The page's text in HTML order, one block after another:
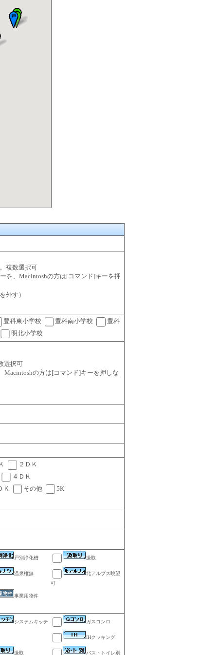
複数選択可
を、Macintoshの方は[コマンド]キーを押
外す）
豊科東小学校 豊科南小学校
豊科
明北小学校
選択可
Macintoshの方は[コマンド]キーを押しな
２ＤＫ
４ＤＫ
Ｋ
その他 5K
戸別浄化槽 汲取
温泉権無
北アルプス眺望
可
事業用物件
システムキッチ ガスコンロ
IHクッキング
汲取 バス・トイレ別